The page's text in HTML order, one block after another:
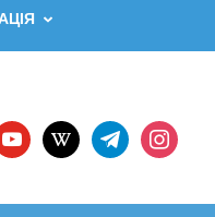
wikipediatelegraminstagram